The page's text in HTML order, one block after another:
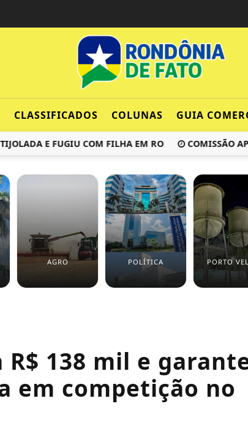
CLASSIFICADOS COLUNAS GUIA
E FUGIU COM FILHA EM RO COMISSÃO
AGRO POLÍTICA PORTO
R$ 138 mil e
em competição no